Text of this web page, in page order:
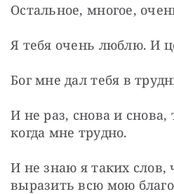
Остальное, многое,
Я тебя очень люблю. И
Бог мне дал тебя в
И не раз, снова и
когда мне трудно.
И не знаю я таких слов,
выразить всю мою